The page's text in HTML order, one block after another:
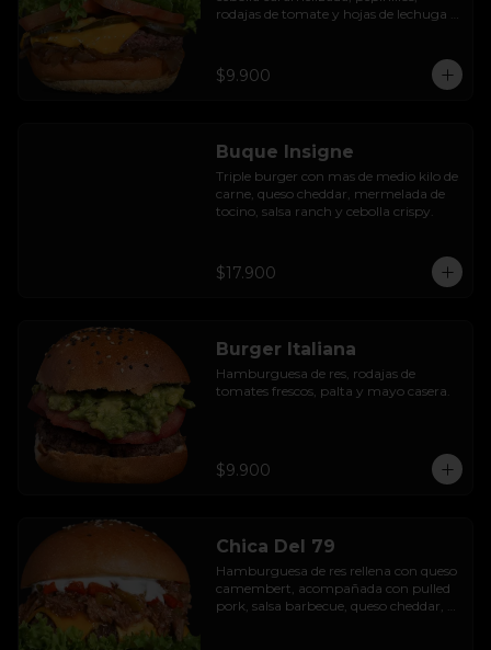
rodajas de tomate y hojas de lechuga
$9.900
Buque Insigne
Triple burger con mas de medio kilo de
carne, queso cheddar, mermelada de
tocino, salsa ranch y cebolla crispy.
$17.900
Burger Italiana
Hamburguesa de res, rodajas de
tomates frescos, palta y mayo casera.
$9.900
Chica Del 79
Hamburguesa de res rellena con queso
camembert, acompañada con pulled
pork, salsa barbecue, queso cheddar,